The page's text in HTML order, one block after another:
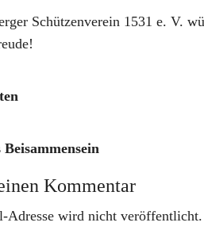
Schützenverein 1531 e. V.
Kommentar
Adresse wird nicht veröffentlicht.